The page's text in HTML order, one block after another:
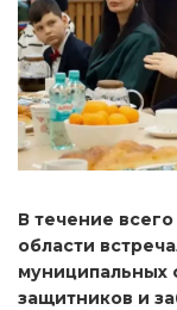
В течение
области
муниципальных
защитников и